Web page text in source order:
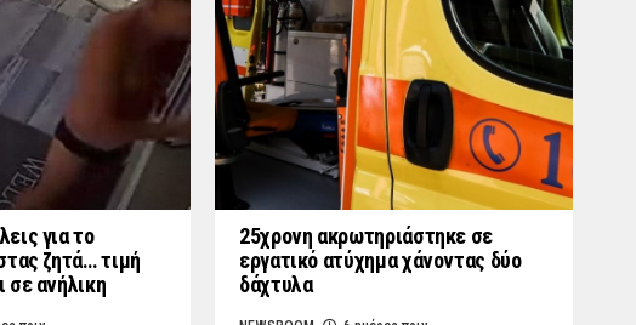
για το
ζητά… τιμή
σε ανήλικη
25χρονη ακρωτηριάστηκε σε
εργατικό ατύχημα χάνοντας δύο
δάχτυλα